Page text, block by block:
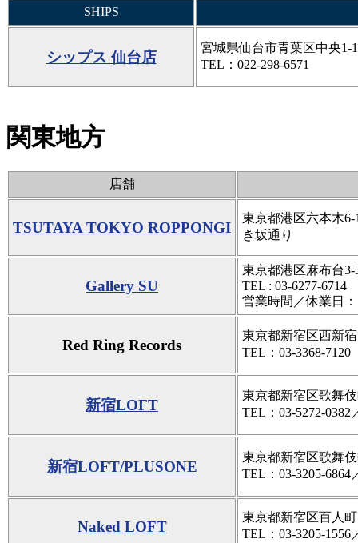
SHIPS
シップス 仙台店
宮城県仙台市青葉区中央1-
TEL：022-298-6571
関東地方
店舗
TSUTAYA TOKYO ROPPONGI
東京都港区六本木
き坂通り
Gallery SU
東京都港区麻布台
TEL : 03-6277-6714
営業時間／休業日
Red Ring Records
東京都新宿区西新
TEL：03-3368-7120
新宿LOFT
東京都新宿区歌舞
TEL：03-5272-0382
新宿LOFT/PLUSONE
東京都新宿区歌舞
TEL：03-3205-6864
Naked LOFT
東京都新宿区百人
TEL：03-3205-1556